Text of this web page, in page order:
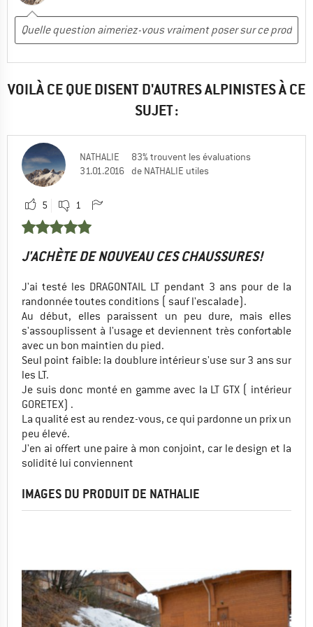
Oui, je recommanderais ce produit à un ami
VOILÀ CE QUE DISENT D'AUTRES ALPINISTES À CE
SUJET :
NATHALIE
31.01.2016
83% trouvent les évaluations
de NATHALIE utiles
5 1
J'ACHÈTE DE NOUVEAU CES CHAUSSURES!
J'ai testé les DRAGONTAIL LT pendant 3 ans pour de la
randonnée toutes conditions ( sauf l'escalade).
Au début, elles paraissent un peu dure, mais elles
s'assouplissent à l'usage et deviennent très confortable
avec un bon maintien du pied.
Seul point faible: la doublure intérieur s'use sur 3 ans sur
les LT.
Je suis donc monté en gamme avec la LT GTX ( intérieur
GORETEX) .
La qualité est au rendez-vous, ce qui pardonne un prix un
peu élevé.
J'en ai offert une paire à mon conjoint, car le design et la
solidité lui conviennent
IMAGES DU PRODUIT DE NATHALIE